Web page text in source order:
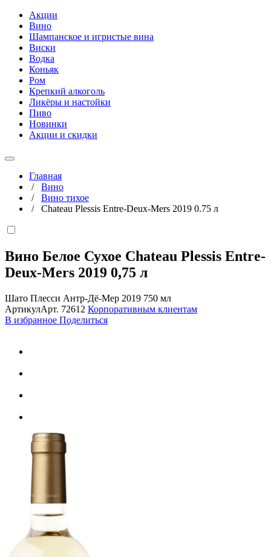
Акции
Вино
Шампанское и игристые вина
Виски
Водка
Коньяк
Ром
Крепкий алкоголь
Ликёры и настойки
Пиво
Новинки
Акции и скидки
Главная
/ Вино
/ Вино тихое
/ Chateau Plessis Entre-Deux-Mers 2019 0.75 л
Вино Белое Сухое Chateau Plessis Entre-
Deux-Mers 2019 0,75 л
Шато Плесси Антр-Дё-Мер 2019 750 мл
АртикулАрт. 72612 Корпоративным клиентам
В избранное Поделиться